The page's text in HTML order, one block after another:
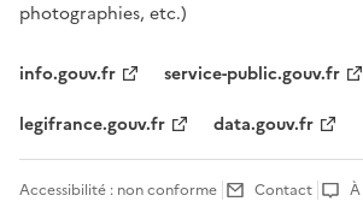
photographies, etc.)
info.gouv.fr
service-public.gouv.fr
legifrance.gouv.fr
data.gouv.fr
Accessibilité : non conforme Contact